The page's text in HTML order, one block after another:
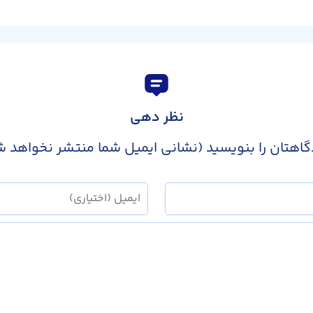
نظر دهی
را بنویسید (نشانی ایمیل شما منتشر